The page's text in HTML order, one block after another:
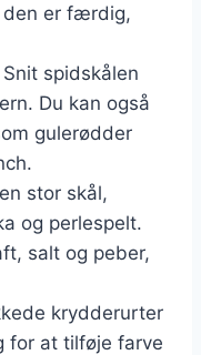
den er færdig,
Snit spidskålen
Du kan også
gulerødder
stor skål,
og perlespelt.
salt og peber,
krydderurter
for at tilføje farve